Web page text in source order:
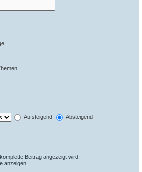
Aufsteigend
Absteigend
Beitrag angezeigt wird.
anzeigen